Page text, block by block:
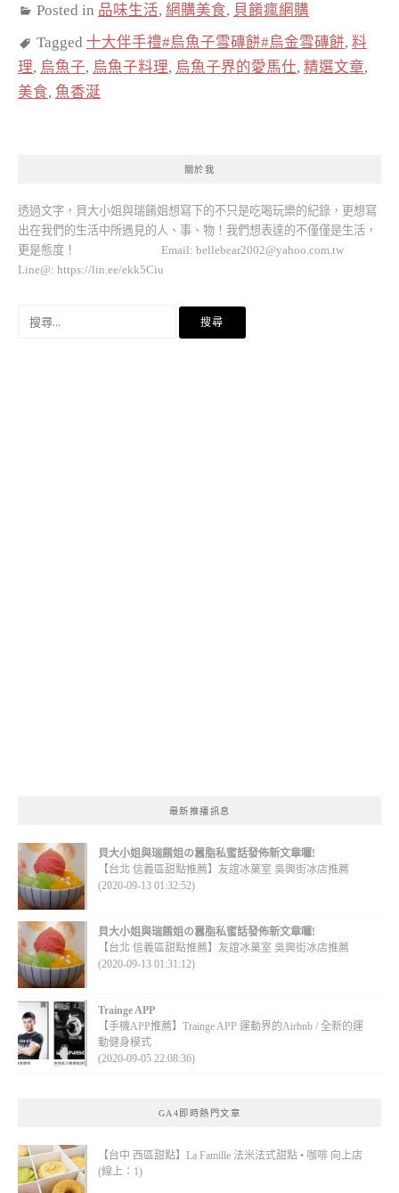
Posted in 品味生活, 網購美食, 貝餚瘋網購
Tagged 十大伴手禮#烏魚子雪磚餅#烏金雪磚餅, 料
理, 烏魚子, 烏魚子料理, 烏魚子界的愛馬仕, 精選文章,
美食, 魚香涎
關於我
透過文字，貝大小姐與瑞餚姐想寫下的不只是吃喝玩樂的紀錄，更想寫
出在我們的生活中所遇見的人、事、物！我們想表達的不僅僅是生活，
更是態度！ Email: bellebear2002@yahoo.com.tw
Line@: https://lin.ee/ekk5Ciu
最新推播訊息
貝大小姐與瑞餚姐の囂脂私蜜話發佈新文章囉!
【台北 信義區甜點推薦】友誼冰菓室 吳興街冰店推薦
(2020-09-13 01:32:52)
貝大小姐與瑞餚姐の囂脂私蜜話發佈新文章囉!
【台北 信義區甜點推薦】友誼冰菓室 吳興街冰店推薦
(2020-09-13 01:31:12)
Trainge APP
【手機APP推薦】Trainge APP 運動界的Airbnb / 全新的運
動健身模式
(2020-09-05 22:08:36)
GA4即時熱門文章
【台中 西區甜點】La Famille 法米法式甜點 • 咖啡 向上店
(線上：1)